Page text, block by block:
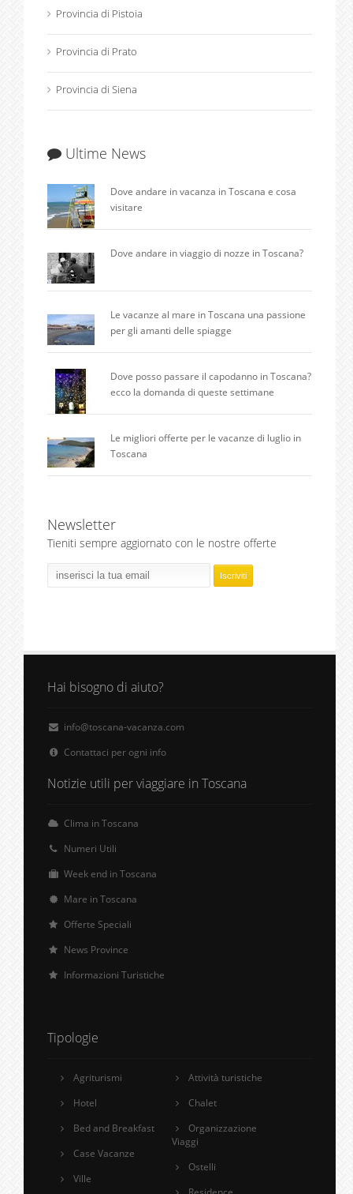
Provincia di Pistoia
Provincia di Prato
Provincia di Siena
Ultime News
Dove andare in vacanza in Toscana e cosa
visitare
Dove andare in viaggio di nozze in Toscana?
Le vacanze al mare in Toscana una passione
per gli amanti delle spiagge
Dove posso passare il capodanno in Toscana?
ecco la domanda di queste settimane
Le migliori offerte per le vacanze di luglio in
Toscana
Newsletter
Tieniti sempre aggiornato con le nostre offerte
Hai bisogno di aiuto?
info@toscana-vacanza.com
Contattaci per ogni info
Notizie utili per viaggiare in Toscana
Clima in Toscana
Numeri Utili
Week end in Toscana
Mare in Toscana
Offerte Speciali
News Province
Informazioni Turistiche
Tipologie
Agriturismi
Hotel
Bed and Breakfast
Case Vacanze
Ville
Attività turistiche
Chalet
Organizzazione
Viaggi
Ostelli